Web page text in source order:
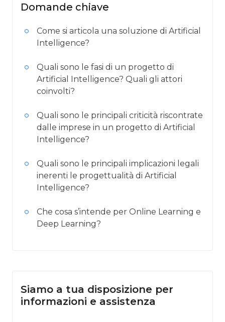
Domande chiave
Come si articola una soluzione di Artificial
Intelligence?
Quali sono le fasi di un progetto di
Artificial Intelligence? Quali gli attori
coinvolti?
Quali sono le principali criticità riscontrate
dalle imprese in un progetto di Artificial
Intelligence?
Quali sono le principali implicazioni legali
inerenti le progettualità di Artificial
Intelligence?
Che cosa s’intende per Online Learning e
Deep Learning?
Siamo a tua disposizione per
informazioni e assistenza